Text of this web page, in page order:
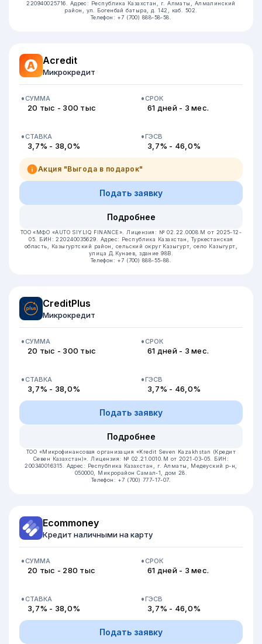
220940025716. Адрес: Республика Казахстан, г. Алматы, Алмалинский
район, ул. Богенбай батыра, д. 142, каб. 502.
Телефон: +7 (700) 888-58-58.
Acredit
Микрокредит
СУММА
20 тыс - 300 тыс
СРОК
61 дней - 3 мес.
СТАВКА
3,7% - 38,0%
ГЭСВ
3,7% - 46,0%
Акция "Выгода в подарок"
Подать заявку
Подробнее
ТОО «МФО «AUTO SIYLIQ FINANCE». Лицензия: № 02.22.0008.М от 2025-12-
05. БИН: 220240035629. Адрес: Республика Казахстан, Туркестанская
область, Казыгуртский район, сельский округ Казыгурт, село Казыгурт,
улица Д.Кунаев, здание 98В.
Телефон: +7 (700) 888-55-88.
CreditPlus
Микрокредит
СУММА
20 тыс - 300 тыс
СРОК
61 дней - 3 мес.
СТАВКА
3,7% - 38,0%
ГЭСВ
3,7% - 46,0%
Подать заявку
Подробнее
ТОО «Микрофинансовая организация «Kredit Seven Kazakhstan (Кредит
Севен Казахстан)». Лицензия: № 02.21.0010.M от 2021-03-05. БИН:
200340016315. Адрес: Республика Казахстан, г. Алматы, Медеуский р-н,
050000, Микрорайон Самал-1, дом 28.
Телефон: +7 (700) 777-17-07.
Ecommoney
Кредит наличными на карту
СУММА
20 тыс - 280 тыс
СРОК
61 дней - 3 мес.
СТАВКА
3,7% - 38,0%
ГЭСВ
3,7% - 46,0%
Подать заявку